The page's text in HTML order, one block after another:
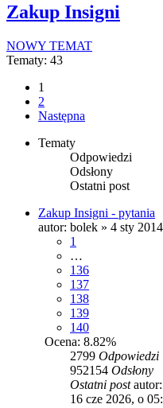
Zakup Insigni
NOWY TEMAT
Tematy: 43
1
2
Następna
Tematy
Odpowiedzi
Odsłony
Ostatni post
Zakup Insigni - pytania
autor: bolek » 4 sty
1
…
136
137
138
139
140
Ocena: 8.82%
2799 Odpowiedzi
952154 Odsłony
Ostatni postautor:
16 cze 2026, o